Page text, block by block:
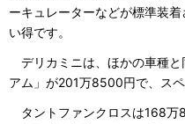
ーキュレーターなどが標準装
い得です。
デリカミニは、ほかの車種と
アム」が201万8500円で、ス
タントファンクロスは168万